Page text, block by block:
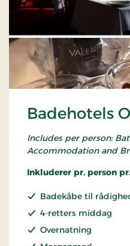
Badehotels
Includes per person:
Accommodation and
Inkluderer pr. person
Badekåbe til
4-retters middag
Overnatning